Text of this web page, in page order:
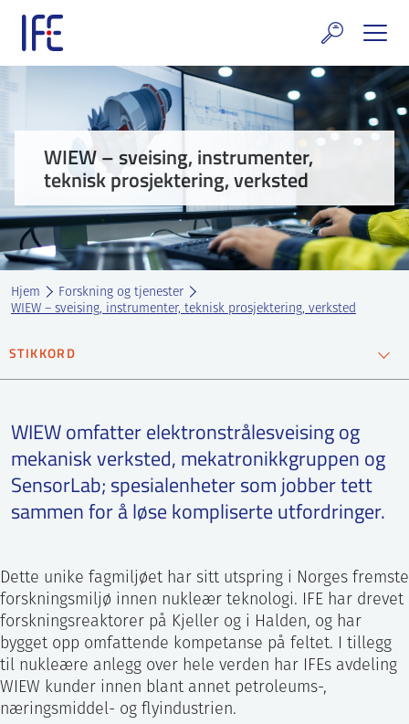
content
og tjenester
teknologi & eiendom
atomanlegg
Norske thoriumnettverket
IFE
PRESSE ENGLISH
WIEW – sveising, instrumenter,
teknisk prosjektering, verksted
Hjem
Forskning og tjenester
WIEW – sveising, instrumenter, teknisk prosjektering, verksted
STIKKORD
WIEW omfatter elektronstrålesveising og
mekanisk verksted, mekatronikkgruppen og
SensorLab; spesialenheter som jobber tett
sammen for å løse kompliserte utfordringer.
Dette unike fagmiljøet har sitt utspring i Norges fremste
forskningsmiljø innen nukleær teknologi. IFE har drevet
forskningsreaktorer på Kjeller og i Halden, og har
bygget opp omfattende kompetanse på feltet. I tillegg
til nukleære anlegg over hele verden har IFEs avdeling
WIEW kunder innen blant annet petroleums-,
næringsmiddel- og flyindustrien.